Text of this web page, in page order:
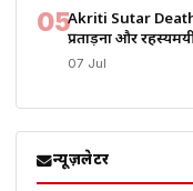
05Akriti Sutar Death
प्रताड़ना और
07 Jul
न्यूज़लेटर